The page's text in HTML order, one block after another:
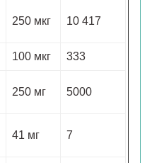
250 мкг 10 417
100 мкг 333
250 мг 5000
41 мг 7